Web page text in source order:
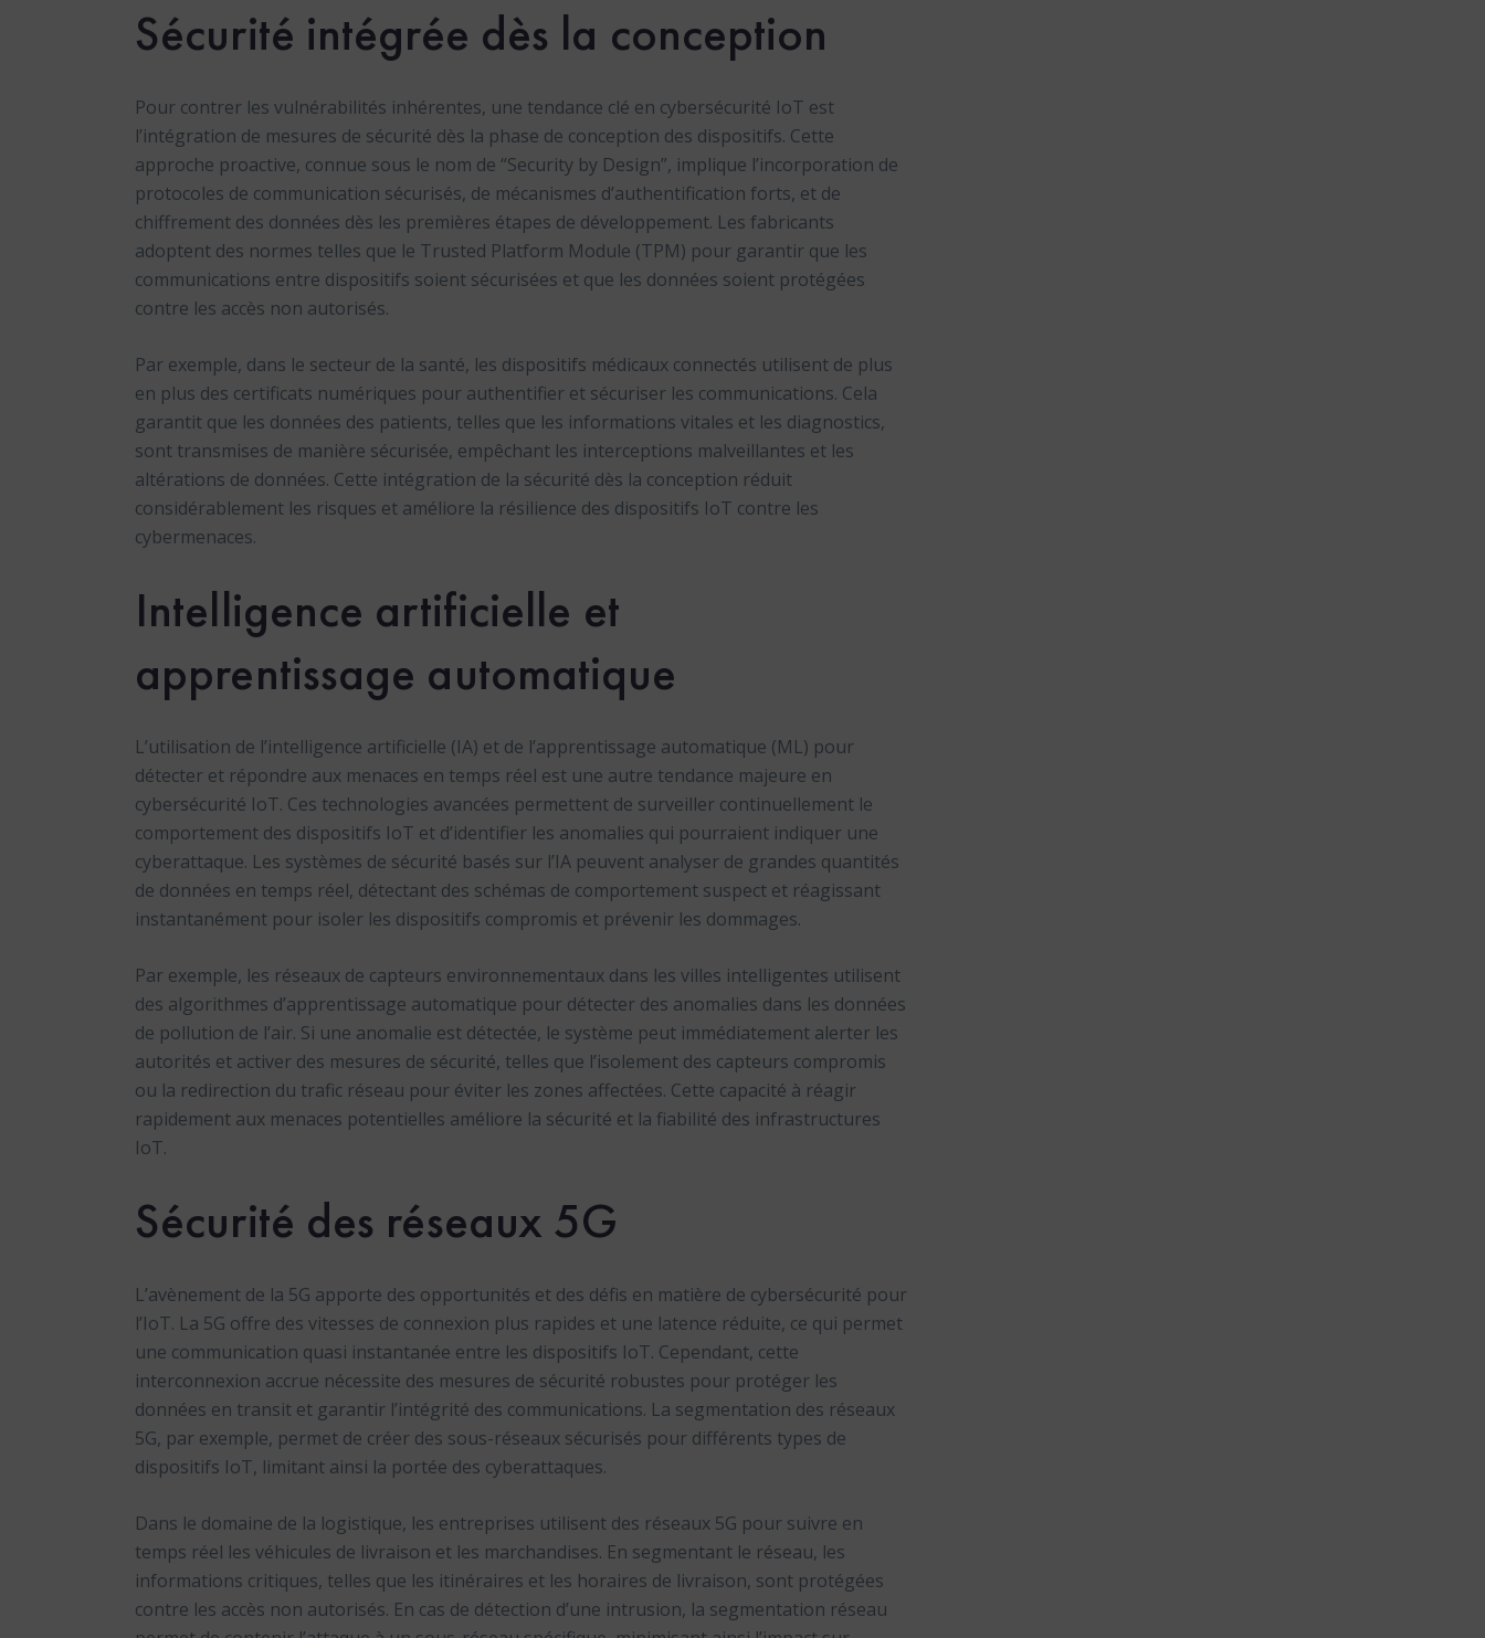
Sécurité intégrée dès la conception
Pour contrer les vulnérabilités inhérentes, une tendance clé en cybersécurité IoT est
l’intégration de mesures de sécurité dès la phase de conception des dispositifs. Cette
approche proactive, connue sous le nom de “Security by Design”, implique l’incorporation de
protocoles de communication sécurisés, de mécanismes d’authentification forts, et de
chiffrement des données dès les premières étapes de développement. Les fabricants
adoptent des normes telles que le Trusted Platform Module (TPM) pour garantir que les
communications entre dispositifs soient sécurisées et que les données soient protégées
contre les accès non autorisés.
Par exemple, dans le secteur de la santé, les dispositifs médicaux connectés utilisent de plus
en plus des certificats numériques pour authentifier et sécuriser les communications. Cela
garantit que les données des patients, telles que les informations vitales et les diagnostics,
sont transmises de manière sécurisée, empêchant les interceptions malveillantes et les
altérations de données. Cette intégration de la sécurité dès la conception réduit
considérablement les risques et améliore la résilience des dispositifs IoT contre les
cybermenaces.
Intelligence artificielle et
apprentissage automatique
L’utilisation de l’intelligence artificielle (IA) et de l’apprentissage automatique (ML) pour
détecter et répondre aux menaces en temps réel est une autre tendance majeure en
cybersécurité IoT. Ces technologies avancées permettent de surveiller continuellement le
comportement des dispositifs IoT et d’identifier les anomalies qui pourraient indiquer une
cyberattaque. Les systèmes de sécurité basés sur l’IA peuvent analyser de grandes quantités
de données en temps réel, détectant des schémas de comportement suspect et réagissant
instantanément pour isoler les dispositifs compromis et prévenir les dommages.
Par exemple, les réseaux de capteurs environnementaux dans les villes intelligentes utilisent
des algorithmes d’apprentissage automatique pour détecter des anomalies dans les données
de pollution de l’air. Si une anomalie est détectée, le système peut immédiatement alerter les
autorités et activer des mesures de sécurité, telles que l’isolement des capteurs compromis
ou la redirection du trafic réseau pour éviter les zones affectées. Cette capacité à réagir
rapidement aux menaces potentielles améliore la sécurité et la fiabilité des infrastructures
IoT.
Sécurité des réseaux 5G
L’avènement de la 5G apporte des opportunités et des défis en matière de cybersécurité pour
l’IoT. La 5G offre des vitesses de connexion plus rapides et une latence réduite, ce qui permet
une communication quasi instantanée entre les dispositifs IoT. Cependant, cette
interconnexion accrue nécessite des mesures de sécurité robustes pour protéger les
données en transit et garantir l’intégrité des communications. La segmentation des réseaux
5G, par exemple, permet de créer des sous-réseaux sécurisés pour différents types de
dispositifs IoT, limitant ainsi la portée des cyberattaques.
Dans le domaine de la logistique, les entreprises utilisent des réseaux 5G pour suivre en
temps réel les véhicules de livraison et les marchandises. En segmentant le réseau, les
informations critiques, telles que les itinéraires et les horaires de livraison, sont protégées
contre les accès non autorisés. En cas de détection d’une intrusion, la segmentation réseau